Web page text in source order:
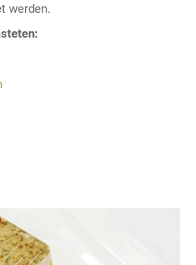
werden.